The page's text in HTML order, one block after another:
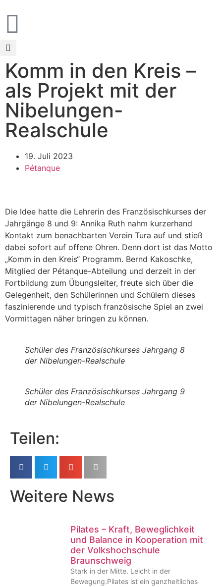
Komm in den Kreis –
als Projekt mit der
Nibelungen-
Realschule
19. Juli 2023
Pétanque
Die Idee hatte die Lehrerin des Französischkurses der
Jahrgänge 8 und 9: Annika Ruth nahm kurzerhand
Kontakt zum benachbarten Verein Tura auf und stieß
dabei sofort auf offene Ohren. Denn dort ist das Motto
„Komm in den Kreis“ Programm. Bernd Kakoschke,
Mitglied der Pétanque-Abteilung und derzeit in der
Fortbildung zum Übungsleiter, freute sich über die
Gelegenheit, den Schülerinnen und Schülern dieses
faszinierende und typisch französische Spiel an zwei
Vormittagen näher bringen zu können.
Schüler des Französischkurses Jahrgang 8
der Nibelungen-Realschule
Schüler des Französischkurses Jahrgang 9
der Nibelungen-Realschule
Teilen:
Weitere News
Pilates – Kraft, Beweglichkeit
und Balance in Kooperation mit
der Volkshochschule
Braunschweig
Stark in der Mitte. Leicht in der
Bewegung.Pilates ist ein ganzheitliches